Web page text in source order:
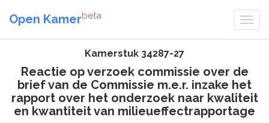
Open Kamerbeta
Kamerstuk 34287-27
Reactie op verzoek commissie over de
brief van de Commissie m.e.r. inzake het
rapport over het onderzoek naar kwaliteit
en kwantiteit van milieueffectrapportage